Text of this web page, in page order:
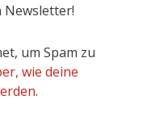
Newsletter!
um Spam zu
wie deine
.